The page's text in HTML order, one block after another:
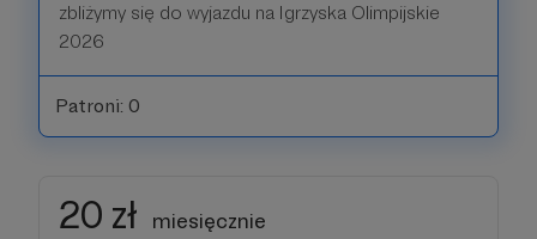
zbliżymy się do wyjazdu na Igrzyska Olimpijskie
2026
Patroni: 0
20 zł miesięcznie